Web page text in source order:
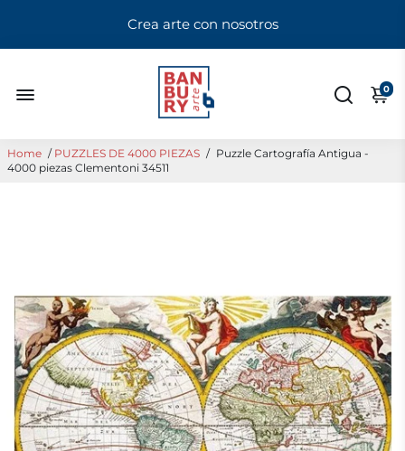
Crea arte con nosotros
0
Home / PUZZLES DE 4000 PIEZAS / Puzzle Cartografía Antigua -
4000 piezas Clementoni 34511